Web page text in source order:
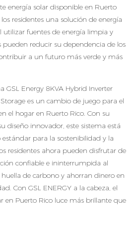
energía solar disponible en Ruerto
residentes una solución de energía
utilizar fuentes de energía limpia y
pueden reducir su dependencia de los
a un futuro más verde y más
GSL Energy 8KVA Hybrid Inverter
es un cambio de juego para el
el hogar en Ruerto Rico. Con su
diseño innovador, este sistema está
para la sostenibilidad y la
residentes ahora pueden disfrutar de
confiable e ininterrumpida al
de carbono y ahorran dinero en
Con GSL ENERGY a la cabeza, el
en Puerto Rico luce más brillante que